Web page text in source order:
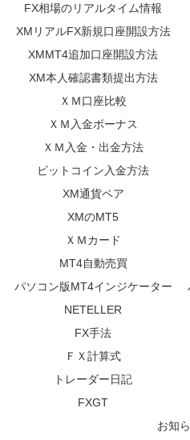
FX相場のリアルタイム情報
XMリアルFX新規口座開設方法
XMMT4追加口座開設方法
XM本人確認書類提出方法
ＸＭ口座比較
ＸＭ入金ボーナス
ＸＭ入金・出金方法
ビットコイン入金方法
XM通貨ペア
XMのMT5
ＸＭカード
MT4自動売買
パソコン版MT4インジケーター
NETELLER
FX手法
ＦＸ計算式
トレーダー日記
FXGT
お知